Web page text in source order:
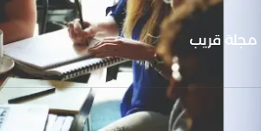
مجلة قريب